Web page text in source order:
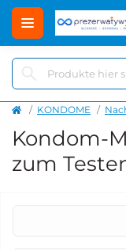
KONDOME
Kondom-
zum